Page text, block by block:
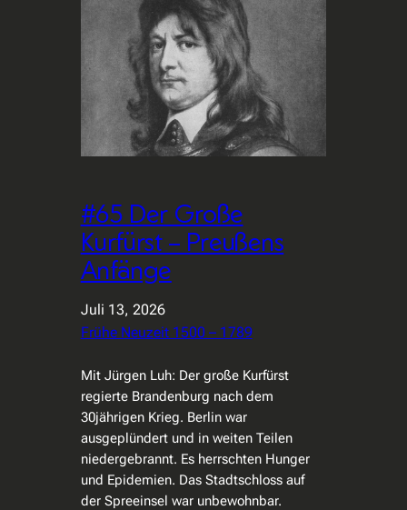
#65 Der Große
Kurfürst – Preußens
Anfänge
Juli 13, 2026
Frühe Neuzeit 1500 – 1789
Mit Jürgen Luh: Der große Kurfürst
regierte Brandenburg nach dem
30jährigen Krieg. Berlin war
ausgeplündert und in weiten Teilen
niedergebrannt. Es herrschten Hunger
und Epidemien. Das Stadtschloss auf
der Spreeinsel war unbewohnbar.